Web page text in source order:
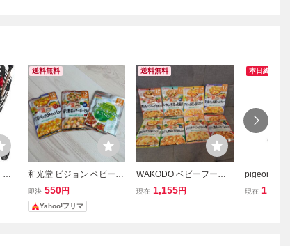
P
送料無料
和光堂 ピジョン ベビーフ
ード 12ヶ月頃から 3点セ
ット 離乳食
即決 550円
Yahoo!フリマ
送料無料
WAKODO ベビーフード
グーグーキッチン 12ヶ月
現在 1,155円
本日終了
pigeon
ーカー ピ
現在 1